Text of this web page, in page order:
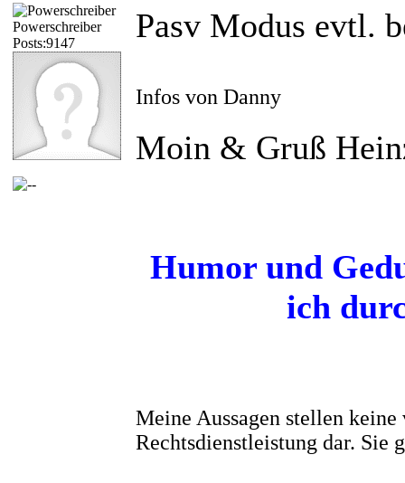
Powerschreiber
Posts:9147
Pasv Modus evtl.
Infos von Danny
Moin & Gruß
Humor und
ich
Meine Aussagen stellen
Rechtsdienstleistung dar. Sie